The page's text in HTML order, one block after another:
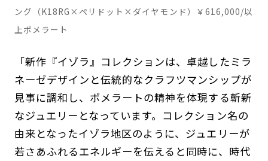
ング（K18RG×ペリドット×ダイヤモンド）￥616,000/以
上ポメラート
「新作『イゾラ』コレクションは、卓越したミラ
ネーゼデザインと伝統的なクラフツマンシップが
見事に調和し、ポメラートの精神を体現する斬新
なジュエリーとなっています。コレクション名の
由来となったイゾラ地区のように、ジュエリーが
若さあふれるエネルギーを伝えると同時に、時代